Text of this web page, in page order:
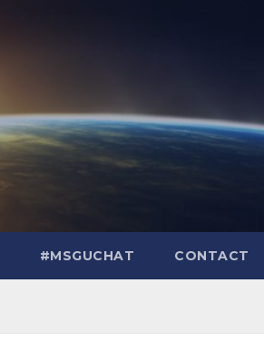
#MSGUCHAT CONTACT